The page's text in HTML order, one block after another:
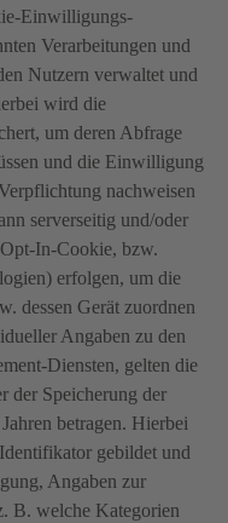
Einwilligungs-
Verarbeitungen und
Nutzern verwaltet und
wird die
um deren Abfrage
und die Einwilligung
nachweisen
serverseitig und/oder
In-Cookie, bzw.
erfolgen, um die
dessen Gerät zuordnen
Angaben zu den
Diensten, gelten die
der Speicherung der
betragen. Hierbei
gebildet und
Angaben zur
B. welche Kategorien